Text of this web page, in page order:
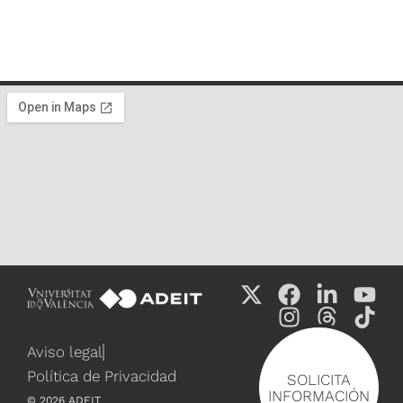
SOLICITA
INFORMACIÓN
Aviso legal
Política de Privacidad
© 2026 ADEIT